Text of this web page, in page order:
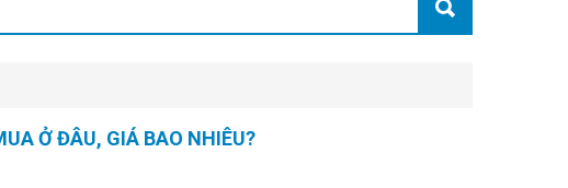
Ở ĐÂU, GIÁ BAO NHIÊU?